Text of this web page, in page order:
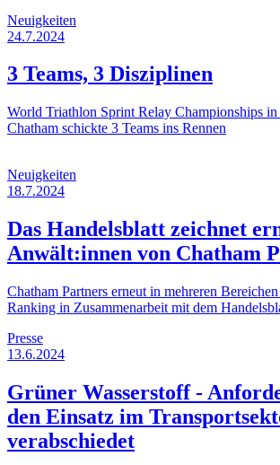
Neuigkeiten
24.7.2024
3 Teams, 3 Disziplinen
World Triathlon Sprint Relay Championships
Chatham schickte 3 Teams ins Rennen
Neuigkeiten
18.7.2024
Das Handelsblatt zeichnet
Anwält:innen von Chatham
Chatham Partners erneut in mehreren
Ranking in Zusammenarbeit mit dem
Presse
13.6.2024
Grüner Wasserstoff -
den Einsatz im
verabschiedet